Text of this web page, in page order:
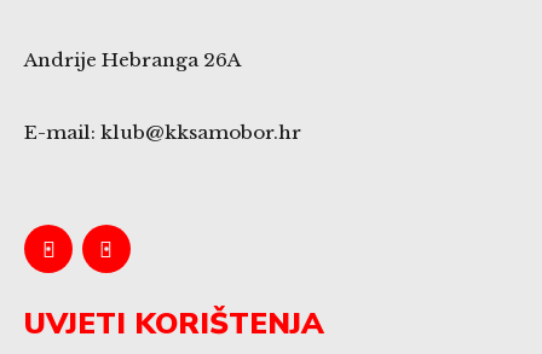
Andrije Hebranga 26A
E-mail: klub@kksamobor.hr
UVJETI KORIŠTENJA